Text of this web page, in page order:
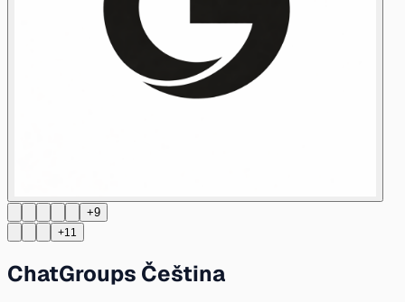
+9
+11
ChatGroups Čeština